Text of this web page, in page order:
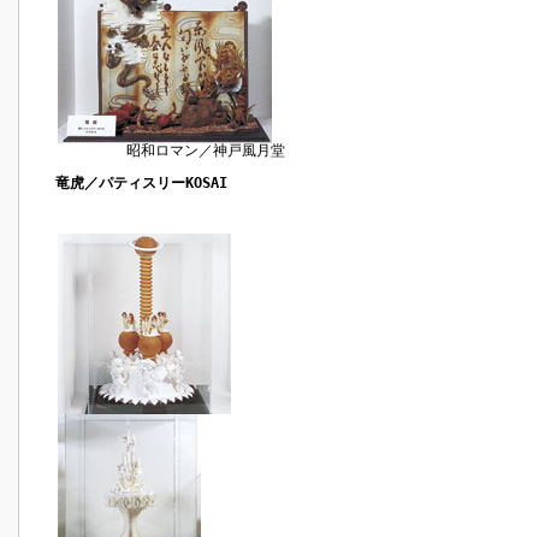
昭和ロマン／神戸風月堂
竜虎／パティスリーKOSAI